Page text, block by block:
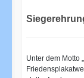
Unter dem Motto